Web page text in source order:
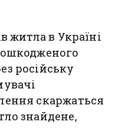
житла в Україні
російську
скаржаться
знайдене,